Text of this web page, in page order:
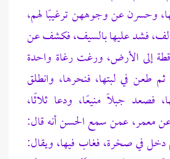
وحسرن عن وجوههن ترغيبًا لهم،
فشد عليها بالسيف، فكشف عن
إلى الأرض، ورغت رغاة واحدة
طعن في لبتها، فنحرها، وانطلق
فصعد جبلًا منيعًا، ودعا ثلاثًا،
معمر، عمن سمع الحسن أنه قال:
في صخرة، فغاب فيها، ويقال: